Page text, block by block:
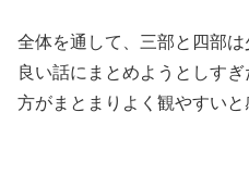
全体を通して、三部と四部は
良い話にまとめようとしす
方がまとまりよく観やすいと